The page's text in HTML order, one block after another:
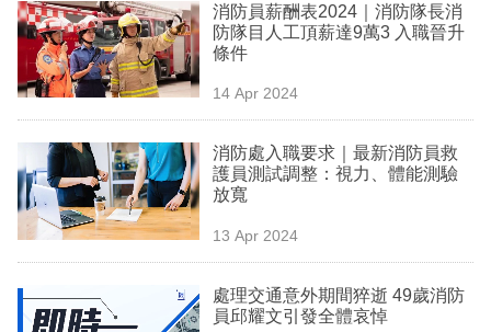
商
業
科
技
職
場
生
時
消防員薪酬表2024｜消防隊長消
防隊目人工頂薪達9萬3 入職晉升
條件
14 Apr 2024
消防處入職要求｜最新消防員救
護員測試調整：視力、體能測驗
放寬
13 Apr 2024
處理交通意外期間猝逝 49歲消防
員邱耀文引發全體哀悼